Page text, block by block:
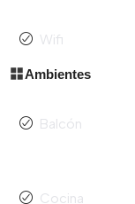
Wifi
Ambientes
Balcón
Cocina